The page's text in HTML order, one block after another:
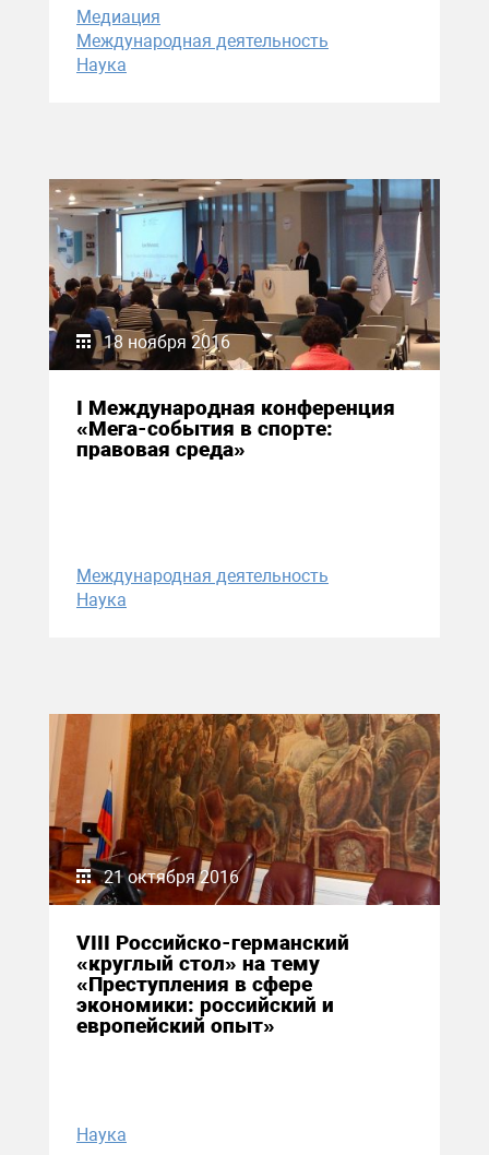
Медиация
Международная деятельность
Наука
18 ноября 2016
I Международная конференция
«Мега-события в спорте:
правовая среда»
Международная деятельность
Наука
21 октября 2016
VIII Российско-германский
«круглый стол» на тему
«Преступления в сфере
экономики: российский и
европейский опыт»
Наука